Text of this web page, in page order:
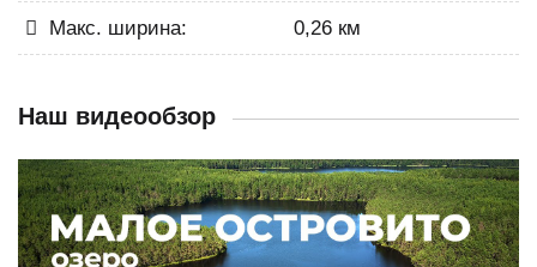
Макс. ширина: 0,26 км
Наш видеообзор